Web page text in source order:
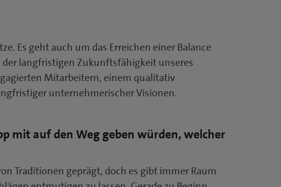
Es geht auch um das Erreichen einer Balance
langfristigen Zukunftsfähigkeit unseres
Mitarbeitern, einem qualitativ
unternehmerischer Visionen.
mit auf den Weg geben würden, welcher
Traditionen geprägt, doch es gibt immer Raum